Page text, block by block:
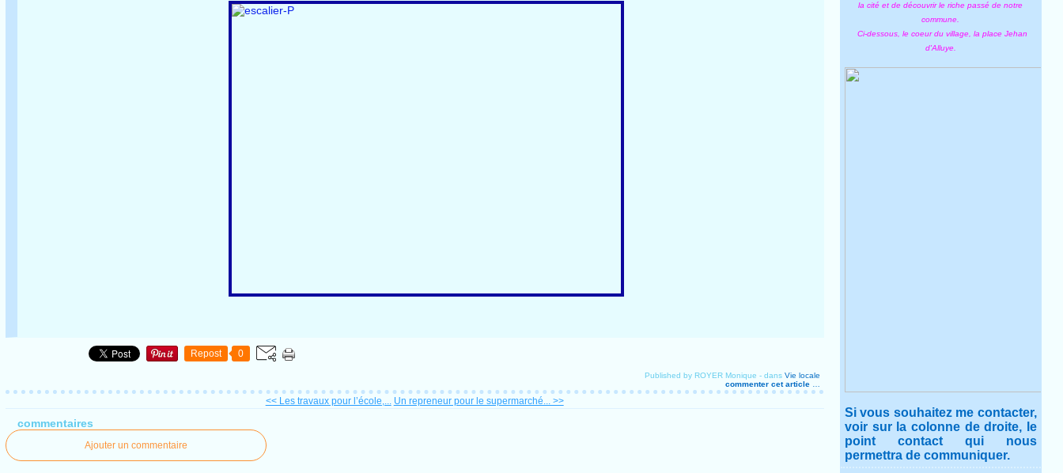
Repost 0
Published by ROYER Monique -dans Vie locale
commenter cet article
<< Les travaux pour l’école,... Un repreneur pour le supermarché... >>
commentaires
Ajouter un commentaire
la cité et de découvrir le riche passé de notre
commune.
Ci-dessous, le coeur du village, la place Jehan
d'Alluye.
Si vous souhaitez me contacter,
voir sur la colonne de droite, le
point contact qui nous
permettra de communiquer.